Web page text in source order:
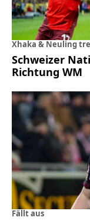
Xhaka & Neuling
Schweizer
Richtung WM
Fällt aus